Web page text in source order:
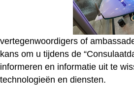
vertegenwoordigers of
kans om u tijdens de
informeren en informatie uit te
technologieën en diensten.